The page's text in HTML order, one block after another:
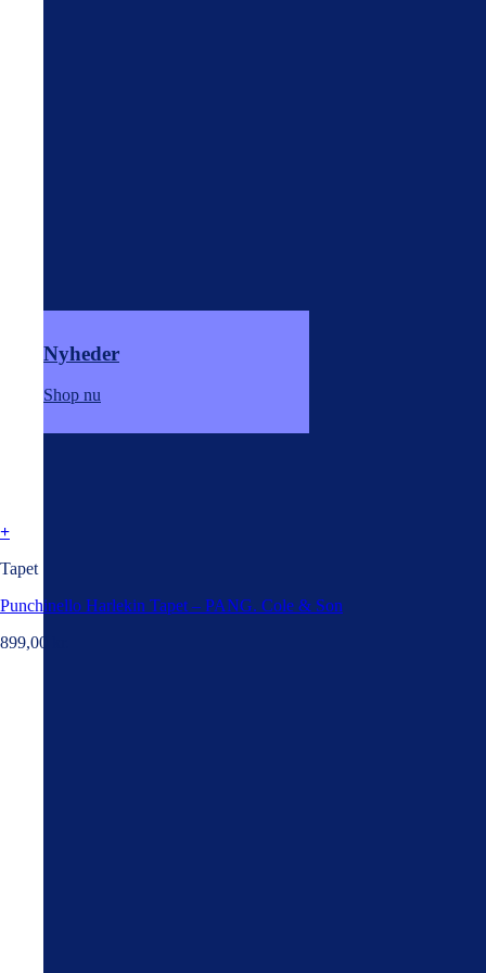
Nyheder
Shop nu
+
Tapet
Punchinello Harlekin Tapet – PANG. Cole & Son
899,00